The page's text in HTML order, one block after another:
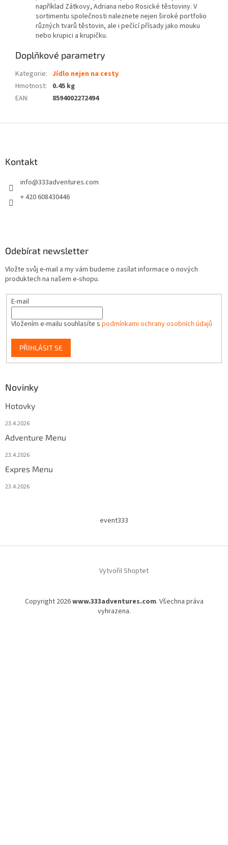
například Zátkovy, Adriana nebo Rosické těstoviny. V
sortimentu společnosti naleznete nejen široké portfolio
různých tvarů těstovin, ale i pečící přísady jako mouku
nebo krupici a krupičku.
Doplňkové parametry
Kategorie: Jídlo nejen na cesty
Hmotnost:
0.45 kg
EAN: 8594002272494
Kontakt
info@333adventures.com
+ 420 608430446
Odebírat newsletter
Vložte svůj e-mail a my vám budeme zasílat informace o nových
produktech na našem e-shopu.
E-mail
Vložením e-mailu souhlasíte s podmínkami ochrany osobních údajů
PŘIHLÁSIT SE
Novinky
Hotovky
23.4.2026
Adventure Menu
23.4.2026
Expres Menu
23.4.2026
event333
Vytvořil Shoptet
Copyright 2026www.333adventures.com. Všechna práva
vyhrazena.